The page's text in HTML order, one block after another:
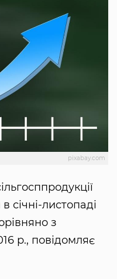
pixabay.com
січні-листопаді
з
р., повідомляє